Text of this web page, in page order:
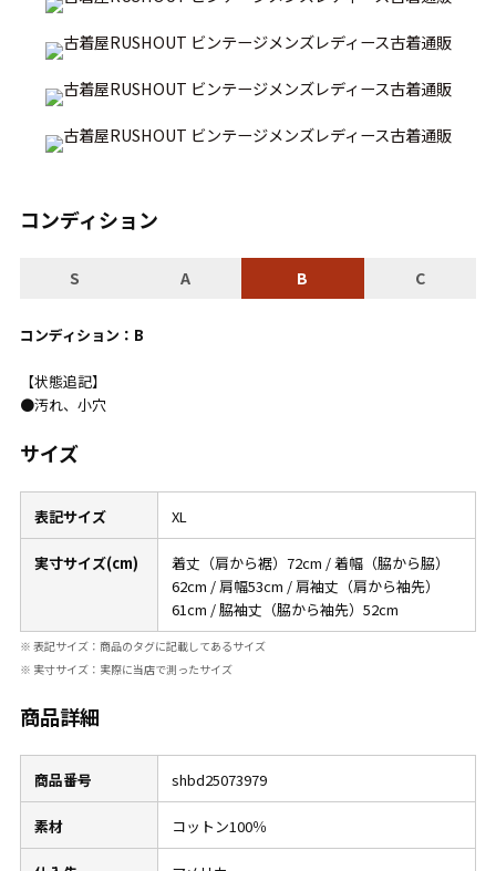
ジャケット XS S M L XL
スウェット XS S M L XL
長袖シャツ XS S M L XL
パンツ
W30以下 W31,W32
Search by Maniacマニアックから探す
バンド
Tシャツ
アニメ
Tシャツ
映画
Tシャツ
ボロ ミリタリー
Search by Period年代から探す
コンディション
S A B C
コンディション：B
【状態追記】
●汚れ、小穴
サイズ
表記サイズ XL
実寸サイズ(cm)
着丈（肩から裾）72cm / 着幅（脇から脇）
62cm / 肩幅53cm / 肩袖丈（肩から袖先）
61cm / 脇袖丈（脇から袖先）52cm
※ 表記サイズ：商品のタグに記載してあるサイズ
※ 実寸サイズ：実際に当店で測ったサイズ
商品詳細
商品番号 shbd25073979
素材 コットン100％